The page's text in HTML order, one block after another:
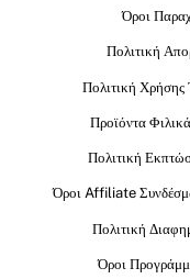
Όροι
Πολιτική
Πολιτική Χρήσης
Προϊόντα
Πολιτική
Όροι Affiliate
Πολιτική
Όροι